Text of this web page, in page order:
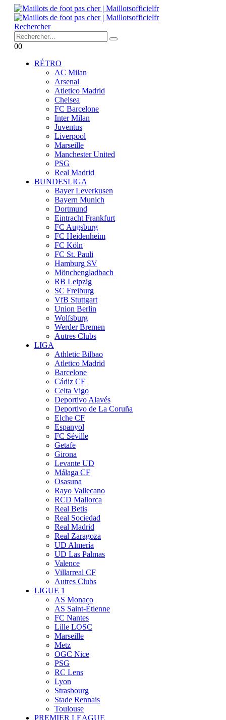
Rechercher
00
RÉTRO
AC Milan
Arsenal
Atletico Madrid
Chelsea
FC Barcelone
Inter Milan
Juventus
Liverpool
Marseille
Manchester United
PSG
Real Madrid
BUNDESLIGA
Bayer Leverkusen
Bayern Munich
Dortmund
Eintracht Frankfurt
FC Augsburg
FC Heidenheim
FC Köln
FC St. Pauli
Hamburg SV
Mönchengladbach
RB Leipzig
SC Freiburg
VfB Stuttgart
Union Berlin
Wolfsburg
Werder Bremen
Autres Clubs
LIGA
Athletic Bilbao
Atletico Madrid
Barcelone
Cádiz CF
Celta Vigo
Deportivo Alavés
Deportivo de La Coruña
Elche CF
Espanyol
FC Séville
Getafe
Girona
Levante UD
Málaga CF
Osasuna
Rayo Vallecano
RCD Mallorca
Real Betis
Real Sociedad
Real Madrid
Real Zaragoza
UD Almería
UD Las Palmas
Valence
Villarreal CF
Autres Clubs
LIGUE 1
AS Monaco
AS Saint-Étienne
FC Nantes
Lille LOSC
Marseille
Metz
OGC Nice
PSG
RC Lens
Lyon
Strasbourg
Stade Rennais
Toulouse
PREMIER LEAGUE